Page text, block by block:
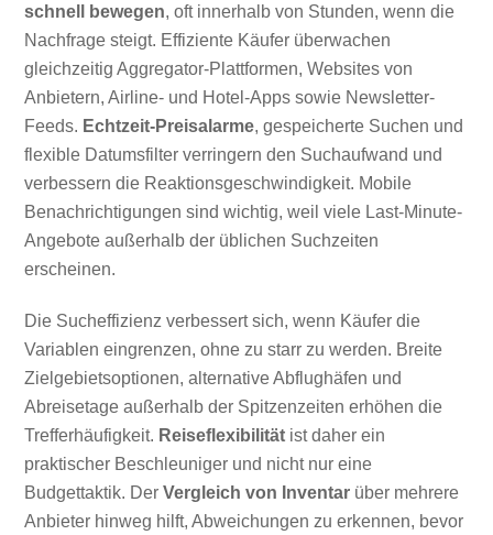
schnell bewegen, oft innerhalb von Stunden, wenn die
Nachfrage steigt. Effiziente Käufer überwachen
gleichzeitig Aggregator-Plattformen, Websites von
Anbietern, Airline- und Hotel-Apps sowie Newsletter-
Feeds. Echtzeit-Preisalarme, gespeicherte Suchen und
flexible Datumsfilter verringern den Suchaufwand und
verbessern die Reaktionsgeschwindigkeit. Mobile
Benachrichtigungen sind wichtig, weil viele Last-Minute-
Angebote außerhalb der üblichen Suchzeiten
erscheinen.
Die Sucheffizienz verbessert sich, wenn Käufer die
Variablen eingrenzen, ohne zu starr zu werden. Breite
Zielgebietsoptionen, alternative Abflughäfen und
Abreisetage außerhalb der Spitzenzeiten erhöhen die
Trefferhäufigkeit. Reiseflexibilität ist daher ein
praktischer Beschleuniger und nicht nur eine
Budgettaktik. DerVergleich von Inventar über mehrere
Anbieter hinweg hilft, Abweichungen zu erkennen, bevor